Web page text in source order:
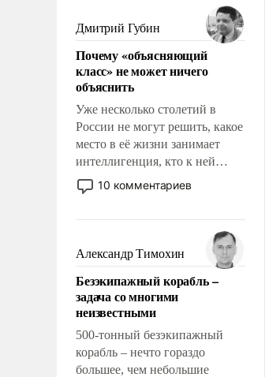
Дмитрий Губин
Почему «объясняющий
класс» не может ничего
объяснить
Уже несколько столетий в
России не могут решить, какое
место в её жизни занимает
интеллигенция, кто к ней
принадлежит, а кого из неё
исключили с правом
чем она отличается от просто
образованных людей. Иногда
казалось, что эти вопросы
решены раз и навсегда, но –
нет, не решены.
10 комментариев
Александр Тимохин
Безэкипажный корабль –
задача со многими
неизвестными
500-тонный безэкипажный
корабль – нечто гораздо
большее, чем небольшие